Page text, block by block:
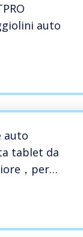
auto
auto
tablet da
，per